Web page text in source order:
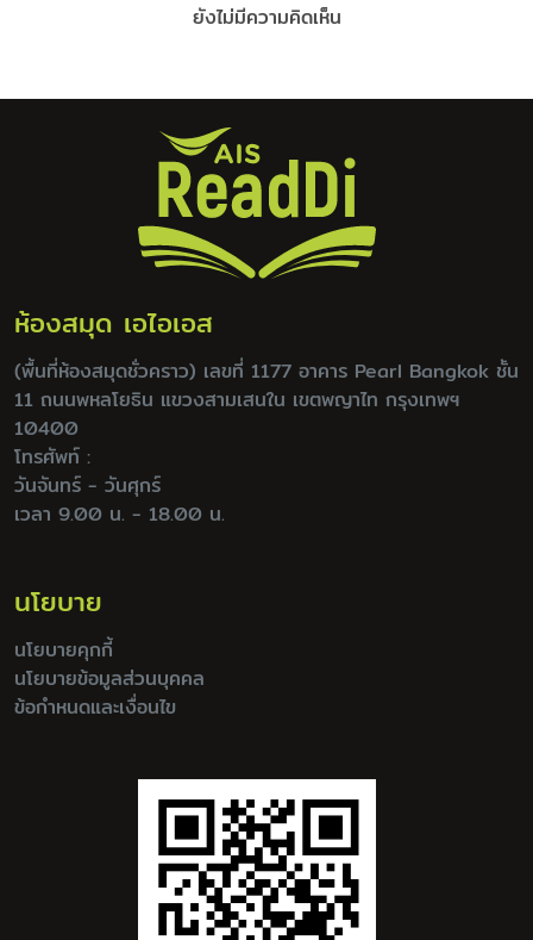
ยังไม่มีความคิดเห็น
ห้องสมุด เอไอเอส
(พื้นที่ห้องสมุดชั่วคราว) เลขที่ 1177 อาคาร Pearl Bangkok ชั้น
11 ถนนพหลโยธิน แขวงสามเสนใน เขตพญาไท กรุงเทพฯ
10400
โทรศัพท์ :
วันจันทร์ - วันศุกร์
เวลา 9.00 น. - 18.00 น.
นโยบาย
นโยบายคุกกี้
นโยบายข้อมูลส่วนบุคคล
ข้อกำหนดและเงื่อนไข